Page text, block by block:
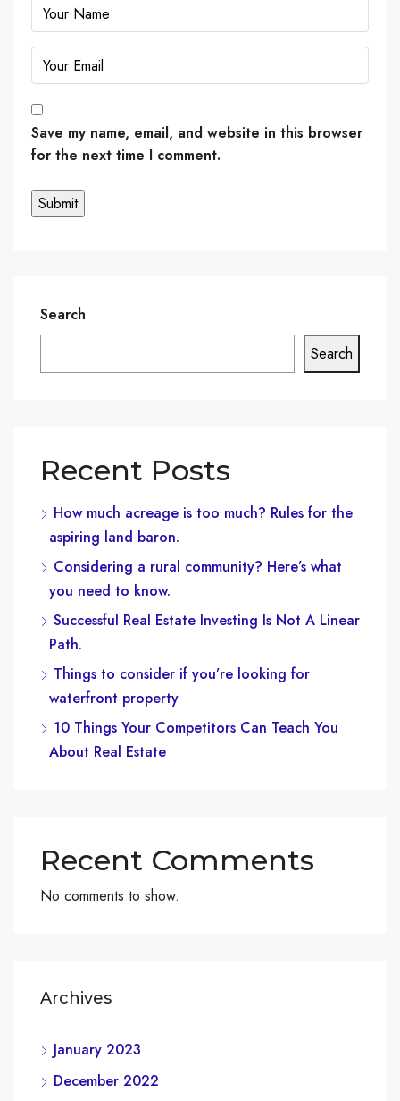
Save my name, email, and website in this browser
for the next time I comment.
Search
Search
Recent Posts
How much acreage is too much? Rules for the
aspiring land baron.
Considering a rural community? Here’s what
you need to know.
Successful Real Estate Investing Is Not A Linear
Path.
Things to consider if you’re looking for
waterfront property
10 Things Your Competitors Can Teach You
About Real Estate
Recent Comments
No comments to show.
Archives
January 2023
December 2022